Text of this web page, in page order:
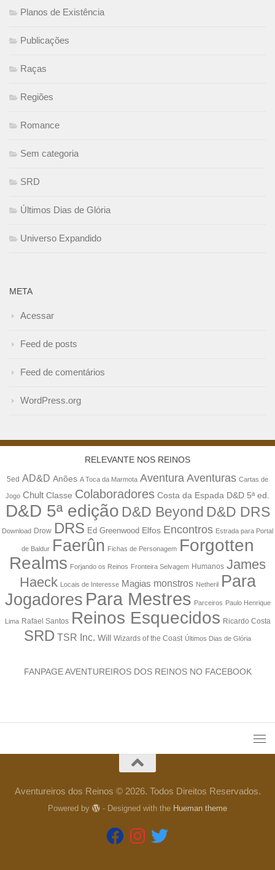
Planos de Existência
Publicações
Raças
Regiões
Romance
Sem categoria
SRD
Últimos Dias de Glória
Universo Expandido
META
Acessar
Feed de posts
Feed de comentários
WordPress.org
RELEVANTE NOS REINOS
5ed AD&D Anões A Toca da Marmota Aventura Aventuras Cartas de
Jogo Chult Classe Colaboradores Costa da Espada D&D 5ª ed.
D&D 5ª edição D&D Beyond D&D DRS
Download Drow DRS Ed Greenwood Elfos Encontros Estrada para Portal
de Baldur Faerûn Fichas de Personagem Forgotten
Realms Forjando os Reinos Fronteira Selvagem Humanos James
Haeck Locais de Interesse Magias monstros Netheril Para
Jogadores Para Mestres Parceiros Paulo Henrique
Lima Rafael Santos Reinos Esquecidos Ricardo Costa
SRD TSR Inc. Will Wizards of the Coast Últimos Dias de Glória
FANPAGE AVENTUREIROS DOS REINOS NO FACEBOOK
Aventureiros dos Reinos © 2026. Todos Direitos Reservados.
Powered by - Designed with the Hueman theme